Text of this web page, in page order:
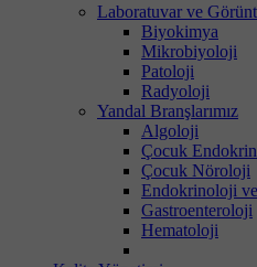
Laboratuvar ve
Biyokimya
Mikrobiyoloji
Patoloji
Radyoloji
Yandal Branşlarımız
Algoloji
Çocuk
Çocuk Nöroloji
Endokrinoloji
Gastroenteroloji
Hematoloji